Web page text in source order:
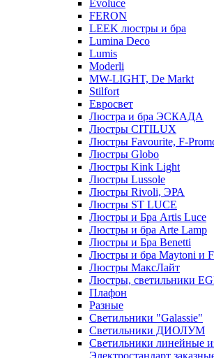
Evoluce
FERON
LEEK люстры и бра
Lumina Deco
Lumis
Moderli
MW-LIGHT, De Markt
Stilfort
Евросвет
Люстра и бра ЭСКАДА
Люстры CITILUX
Люстры Favourite, F-
Люстры Globo
Люстры Kink Light
Люстры Lussole
Люстры Rivoli, ЭРА
Люстры ST LUCE
Люстры и Бра Artis Luce
Люстры и бра Arte Lamp
Люстры и Бра Benetti
Люстры и бра Maytoni и
Люстры МаксЛайт
Люстры, светильники
Плафон
Разные
Светильники "Galassie"
Светильники ДИОЛУМ
Светильники линейные